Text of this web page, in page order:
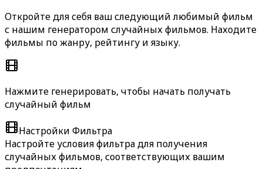
Откройте для себя ваш следующий любимый фильм
с нашим генератором случайных фильмов. Находите
фильмы по жанру, рейтингу и языку.
Нажмите генерировать, чтобы начать получать
случайный фильм
Настройки Фильтра
Настройте условия фильтра для получения
случайных фильмов, соответствующих вашим